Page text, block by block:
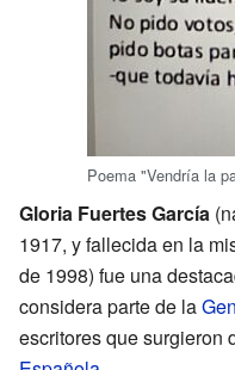
Poema "Vendría la
Gloria Fuertes García
1917, y fallecida en la
de 1998) fue una
considera parte de la
escritores que surgieron